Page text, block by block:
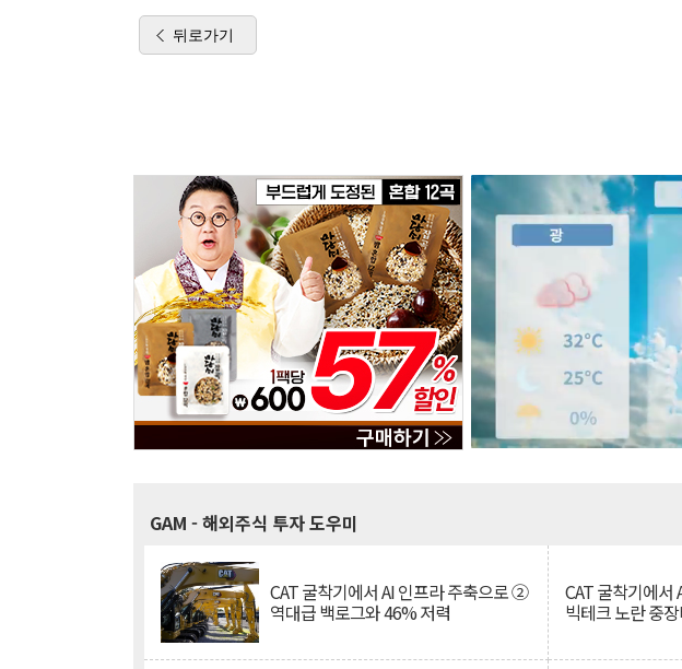
뒤로가기
GAM - 해외주식 투자 도우미
CAT 굴착기에서 AI 인프라 주축으로 ②
역대급 백로그와 46% 저력
CAT 굴착기에
빅테크 노란 중